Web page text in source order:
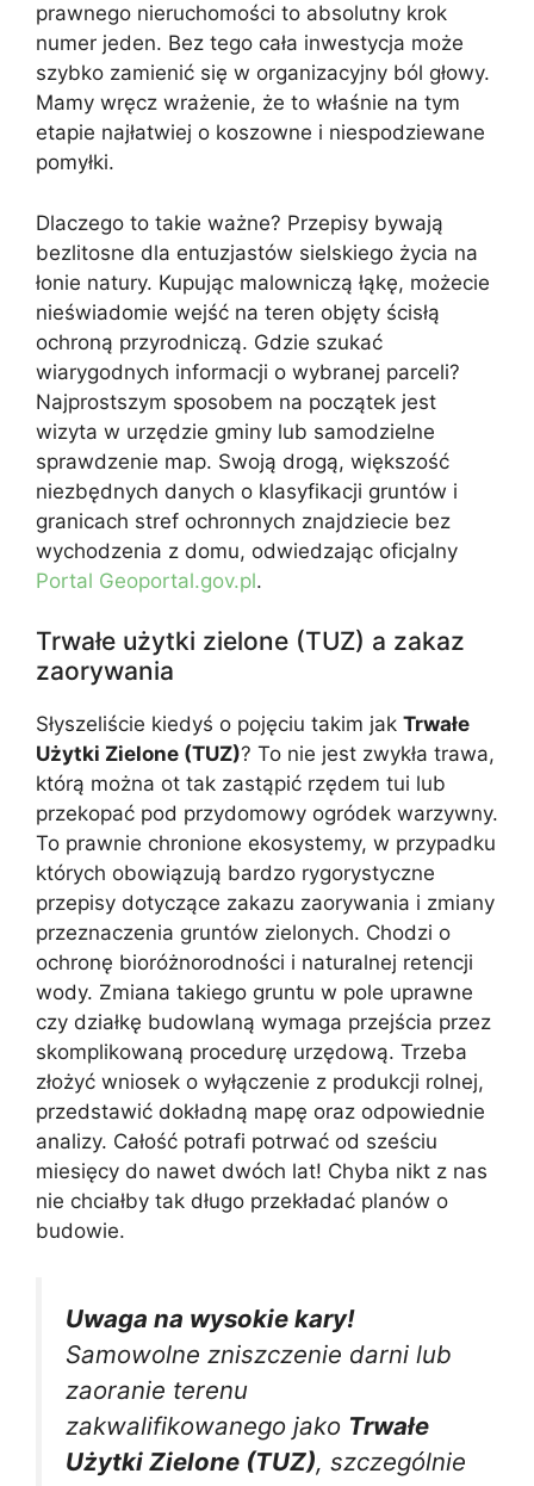
prawnego nieruchomości to absolutny krok
numer jeden. Bez tego cała inwestycja może
szybko zamienić się w organizacyjny ból głowy.
Mamy wręcz wrażenie, że to właśnie na tym
etapie najłatwiej o koszowne i niespodziewane
pomyłki.
Dlaczego to takie ważne? Przepisy bywają
bezlitosne dla entuzjastów sielskiego życia na
łonie natury. Kupując malowniczą łąkę, możecie
nieświadomie wejść na teren objęty ścisłą
ochroną przyrodniczą. Gdzie szukać
wiarygodnych informacji o wybranej parceli?
Najprostszym sposobem na początek jest
wizyta w urzędzie gminy lub samodzielne
sprawdzenie map. Swoją drogą, większość
niezbędnych danych o klasyfikacji gruntów i
granicach stref ochronnych znajdziecie bez
wychodzenia z domu, odwiedzając oficjalny
Portal Geoportal.gov.pl.
Trwałe użytki zielone (TUZ) a zakaz
zaorywania
Słyszeliście kiedyś o pojęciu takim jak Trwałe
Użytki Zielone (TUZ)? To nie jest zwykła trawa,
którą można ot tak zastąpić rzędem tui lub
przekopać pod przydomowy ogródek warzywny.
To prawnie chronione ekosystemy, w przypadku
których obowiązują bardzo rygorystyczne
przepisy dotyczące zakazu zaorywania i zmiany
przeznaczenia gruntów zielonych. Chodzi o
ochronę bioróżnorodności i naturalnej retencji
wody. Zmiana takiego gruntu w pole uprawne
czy działkę budowlaną wymaga przejścia przez
skomplikowaną procedurę urzędową. Trzeba
złożyć wniosek o wyłączenie z produkcji rolnej,
przedstawić dokładną mapę oraz odpowiednie
analizy. Całość potrafi potrwać od sześciu
miesięcy do nawet dwóch lat! Chyba nikt z nas
nie chciałby tak długo przekładać planów o
budowie.
Uwaga na wysokie kary!
Samowolne zniszczenie darni lub
zaoranie terenu
zakwalifikowanego jako Trwałe
Użytki Zielone (TUZ), szczególnie